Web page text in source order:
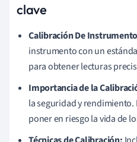
clave
Calibración De
instrumento con un
para obtener lecturas
Importancia de la
la seguridad y
poner en riesgo la vida de